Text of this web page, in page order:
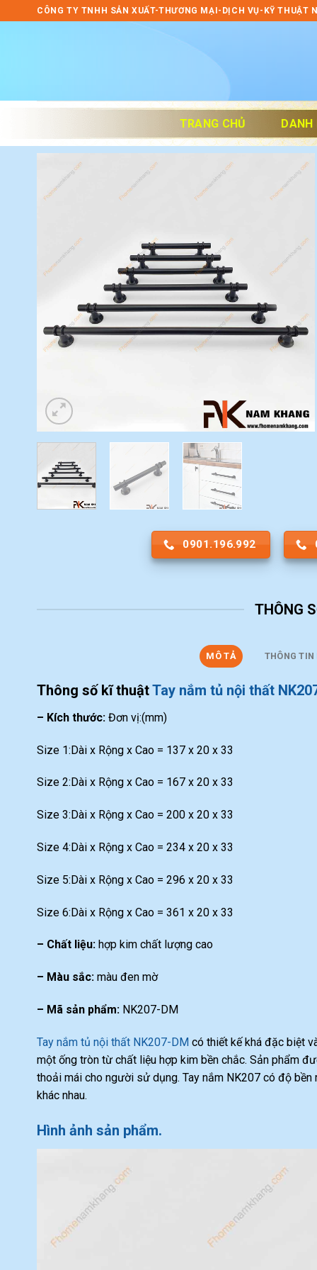
to
CÔNG TY TNHH SẢN XUẤT-THƯƠNG MẠI-DỊCH VỤ-KỸ THUẬT
TRANG CHỦ DANH
0901.196.992
THÔNG
MÔ TẢ THÔNG TIN
Thông số kĩ thuậtTay nắm tủ nội thất
– Kích thước: Đơn vị:(mm)
Size 1:Dài x Rộng x Cao = 137 x 20 x 33
Size 2:Dài x Rộng x Cao = 167 x 20 x 33
Size 3:Dài x Rộng x Cao = 200 x 20 x 33
Size 4:Dài x Rộng x Cao = 234 x 20 x 33
Size 5:Dài x Rộng x Cao = 296 x 20 x 33
Size 6:Dài x Rộng x Cao = 361 x 20 x 33
– Chất liệu: hợp kim chất lượng cao
– Màu sắc: màu đen mờ
– Mã sản phẩm: NK207-DM
Tay nắm tủ nội thất NK207-DM có thiết kế khá đặc biệt
một ống tròn từ chất liệu hợp kim bền chắc. Sản phẩm
thoải mái cho người sử dụng. Tay nắm NK207 có độ
khác nhau.
Hình ảnh sản phẩm.